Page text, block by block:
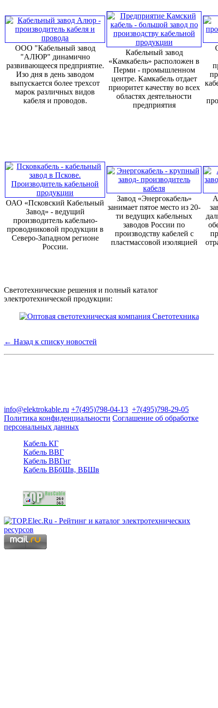
ООО "Кабельный завод
"АЛЮР" динамично
развивающееся предприятие.
Изо дня в день заводом
выпускается более трехсот
марок различных видов
кабеля и проводов.
Кабельный завод
«Камкабель» расположен в
Перми - промышленном
центре. Камкабель отдает
приоритет качеству во всех
областях деятельности
предприятия
ОАО «Псковский Кабельный
Завод» - ведущий
производитель кабельно-
проводниковой продукции в
Северо-Западном регионе
России.
Завод «Энергокабель»
занимает пятое место из 20-
ти ведущих кабельных
заводов России по
производству кабелей с
пластмассовой изоляцией
Светотехнические решения и полный каталог
электротехнической продукции:
← Назад к списку новостей
info@elektrokable.ru +7(495)798-04-13 +7(495)798-29-05
Политика конфиденциальности Соглашение об обработке
персональных данных
Кабель КГ
Кабель ВВГ
Кабель ВВГнг
Кабель ВБбШв, ВБШв